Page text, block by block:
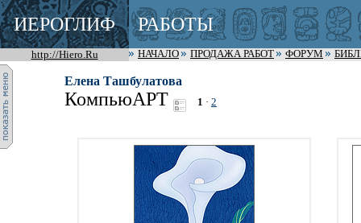
ИЕРОГЛИФ РАБОТЫ
http://Hiero.Ru НАЧАЛО ПРОДАЖА РАБОТ ФОРУМ
Елена Ташбулатова
КомпьюАРТ 1 · 2